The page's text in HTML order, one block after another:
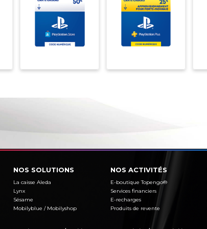
NOS SOLUTIONS
La caisse Aleda
Lynx
Sésame
Mobilyblue / Mobilyshop
NOS ACTIVITÉS
E-boutique Topengo®
Services financiers
E-recharges
Produits de revente